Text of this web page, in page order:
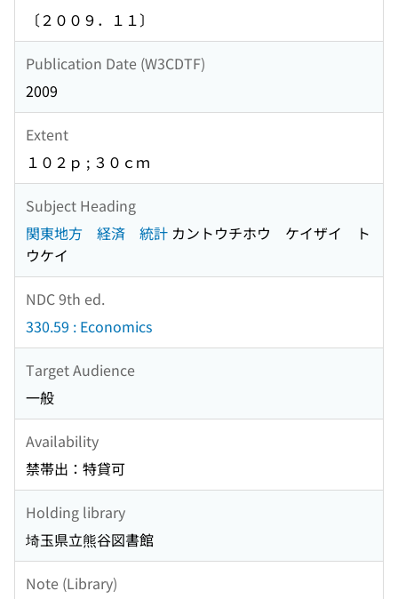
〔２００９．１１〕
Publication Date (W3CDTF)
2009
Extent
１０２ｐ ; ３０ｃｍ
Subject Heading
関東地方 経済 統計 カントウチホウ ケイザイ ト
ウケイ
NDC 9th ed.
330.59 : Economics
Target Audience
一般
Availability
禁帯出：特貸可
Holding library
埼玉県立熊谷図書館
Note (Library)